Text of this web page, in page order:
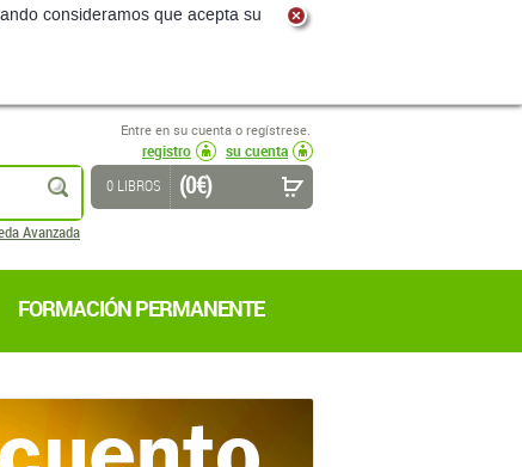
consideramos que acepta su
Entre en su cuenta o regístrese.
FORMACIÓN PERMANENTE